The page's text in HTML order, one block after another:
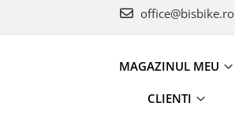
office@bisbike.ro
MAGAZINUL MEU
CLIENTI